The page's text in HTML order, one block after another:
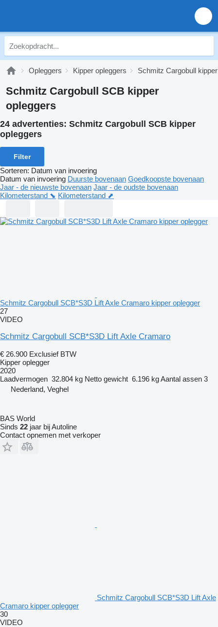
Opleggers Kipper opleggers Schmitz Cargobull
Schmitz Cargobull SCB kipper
opleggers
24 advertenties: Schmitz Cargobull SCB kipper
opleggers
Filter
Sorteren: Datum van invoering
Datum van invoering Duurste bovenaan Goedkoopste bovenaan
Jaar - de nieuwste bovenaan Jaar - de oudste bovenaan
Kilometerstand ⬊ Kilometerstand ⬈
Schmitz Cargobull SCB*S3D Lift Axle Cramaro kipper oplegger
27
VIDEO
Schmitz Cargobull SCB*S3D Lift Axle Cramaro
€ 26.900 Exclusief BTW
Kipper oplegger
2020
Laadvermogen 32.804 kg Netto gewicht 6.196 kgAantal assen 3
Nederland, Veghel
BAS World
Sinds 22 jaar bij Autoline
Contact opnemen met verkoper
Schmitz Cargobull SCB*S3D Lift Axle
Cramaro kipper oplegger
30
VIDEO